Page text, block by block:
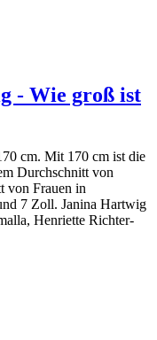
- Wie groß ist
cm. Mit 170 cm ist die
Durchschnitt von
von Frauen in
7 Zoll. Janina Hartwig
Henriette Richter-